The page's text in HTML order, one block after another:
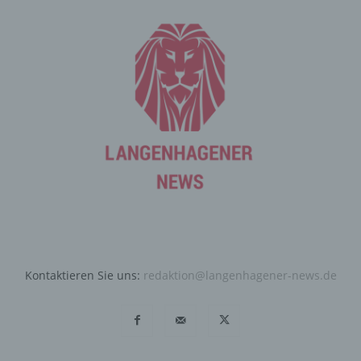
Kontaktieren Sie uns: redaktion@langenhagener-news.de
Benutzers optimiert werden. Cookies ermöglichen uns,
wie bereits erwähnt, die Benutzer unserer Internetseite
wiederzuerkennen. Zweck dieser Wiedererkennung ist
es, den Nutzern die Verwendung unserer Internetseite
zu erleichtern. Der Benutzer einer Internetseite, die
Cookies verwendet, muss beispielsweise nicht bei jedem
eingeben, weil dies von der Internetseite und dem auf
dem Computersystem des Benutzers abgelegten Cookie
übernommen wird. Ein weiteres Beispiel ist das Cookie
Die betroffene Person kann die Setzung von Cookies
durch unsere Internetseite jederzeit mittels einer
Internetbrowsers verhindern und damit der Setzung von